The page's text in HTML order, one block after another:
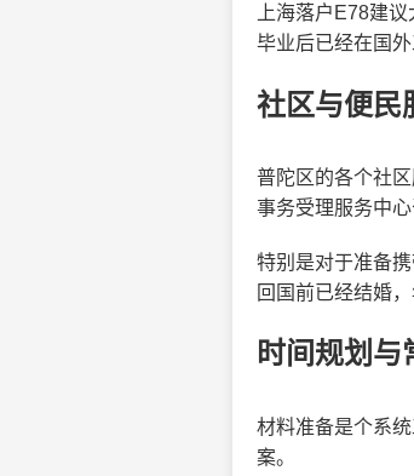
上海落户E78建
毕业后已经在国
社区与便民
普陀区的各个社
事务受理服务中心
特别是对于准备
回国前已经结婚
时间规划与
材料准备是个系
案。